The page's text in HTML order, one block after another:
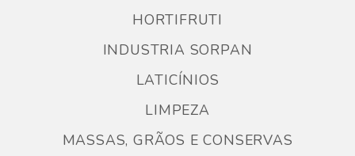
HORTIFRUTI
INDUSTRIA SORPAN
LATICÍNIOS
LIMPEZA
MASSAS, GRÃOS E CONSERVAS